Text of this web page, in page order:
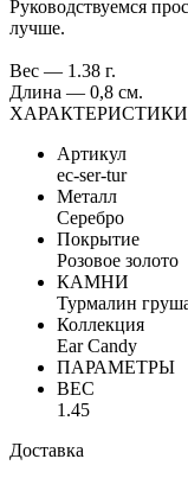
Руководствуемся
лучше.
Вес — 1.38 г.
Длина — 0,8 см.
ХАРАКТЕРИСТИКИ
Артикул
ec-ser-tur
Металл
Серебро
Покрытие
Розовое золото
КАМНИ
Турмалин
Коллекция
Ear Candy
ПАРАМЕТРЫ
ВЕС
1.45
Доставка